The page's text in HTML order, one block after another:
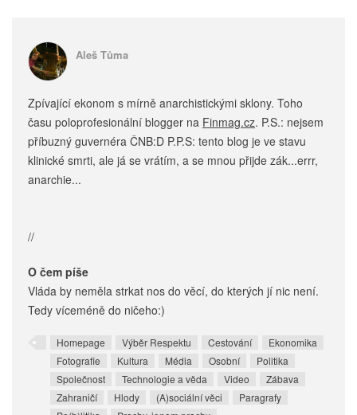
Aleš Tůma
Zpívající ekonom s mírně anarchistickými sklony. Toho
času poloprofesionální blogger na Finmag.cz. P.S.: nejsem
příbuzný guvernéra ČNB:D P.P.S: tento blog je ve stavu
klinické smrti, ale já se vrátím, a se mnou přijde zák...errr,
anarchie...
//
O čem píše
Vláda by neměla strkat nos do věcí, do kterých jí nic není.
Tedy víceméně do ničeho:)
Homepage Výběr Respektu Cestování
Ekonomika
Fotografie
Kultura Média Osobní
Politika
Společnost
Technologie a věda Video
Zábava
Zahraničí
Hlody (A)sociální věci
Paragrafy